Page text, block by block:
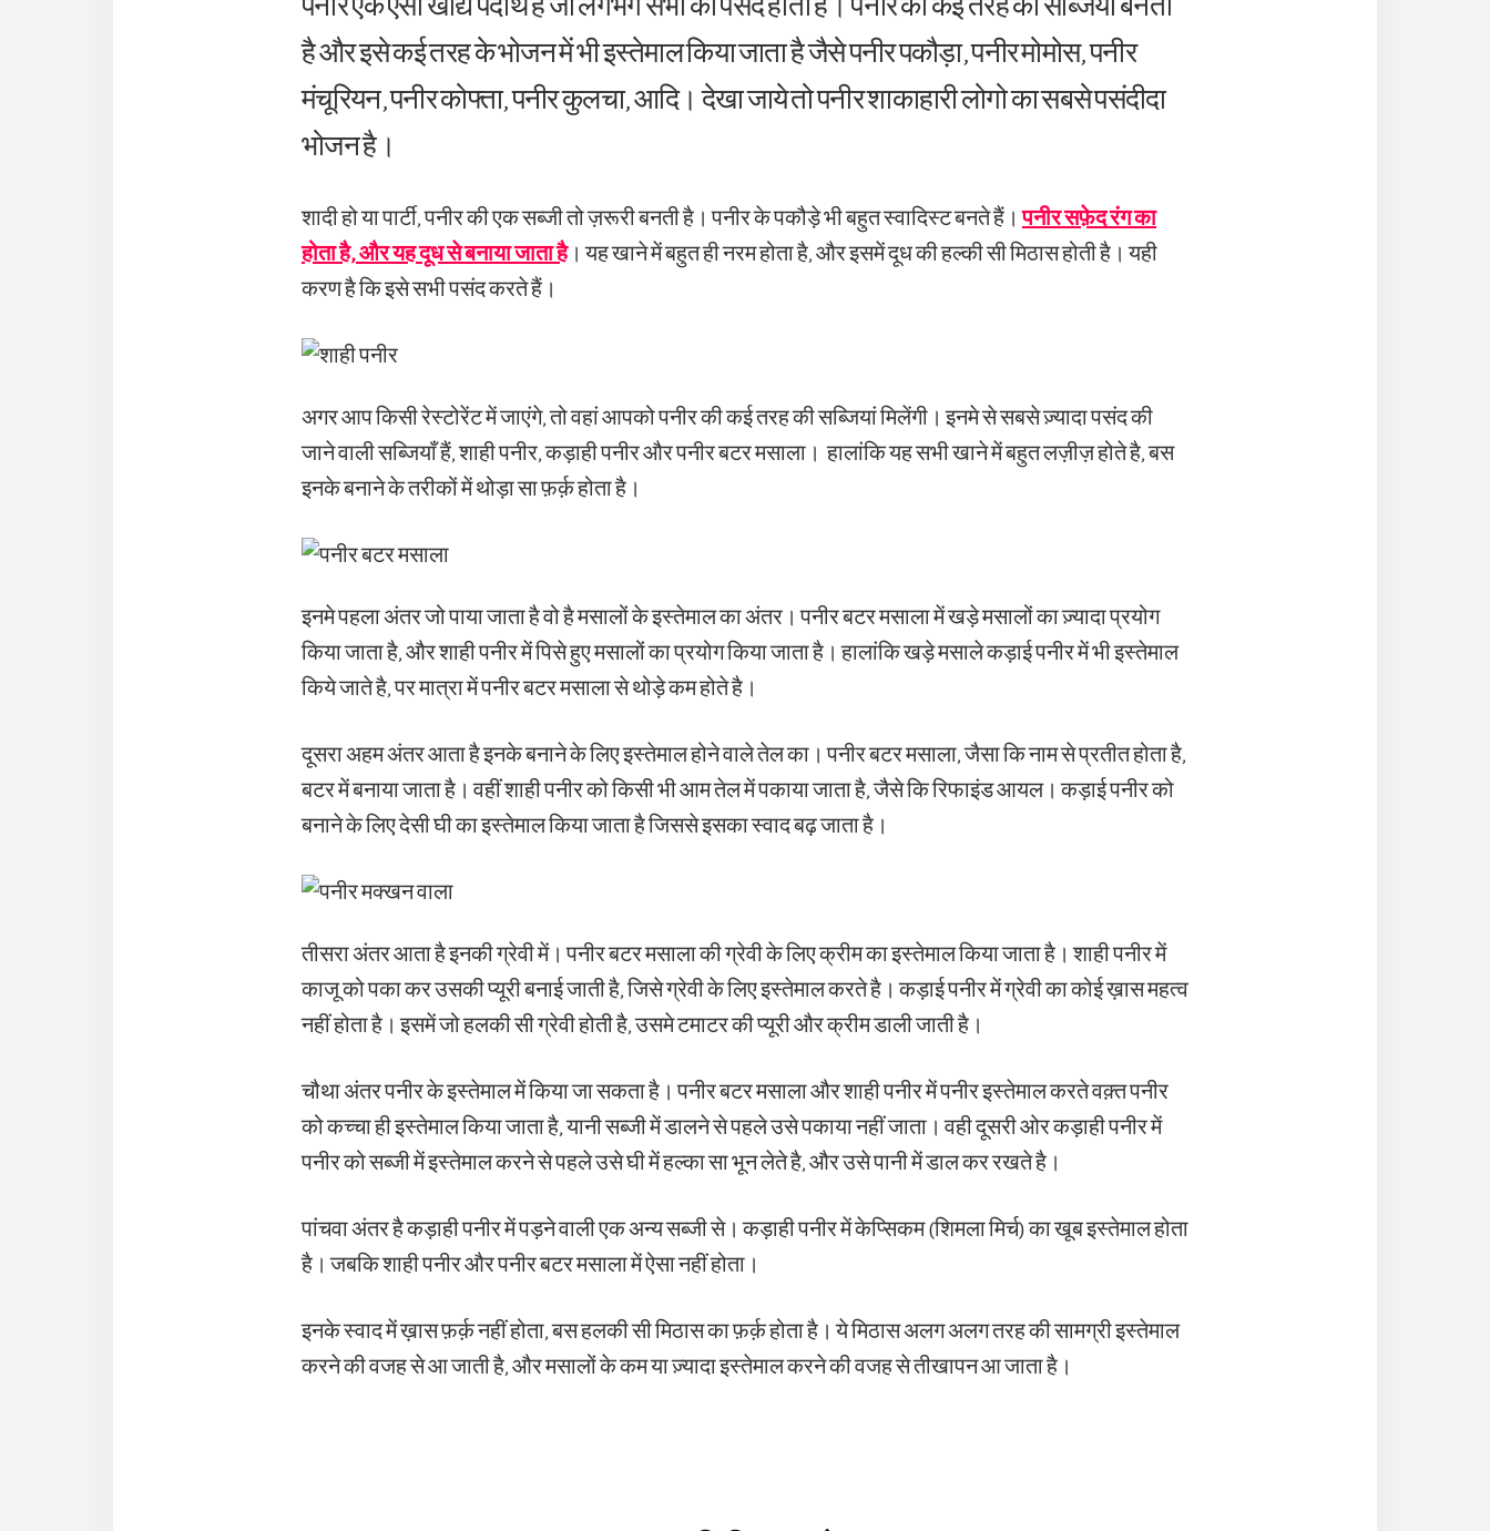
पनीर एक ऐसा खाद्य पदार्थ है जो लगभग सभी को पसंद होता है। पनीर की कई तरह की सब्जियां बनती
है और इसे कई तरह के भोजन में भी इस्तेमाल किया जाता है जैसे पनीर पकौड़ा, पनीर मोमोस, पनीर
मंचूरियन, पनीर कोफ्ता, पनीर कुलचा, आदि। देखा जाये तो पनीर शाकाहारी लोगो का सबसे पसंदीदा
भोजन है।
शादी हो या पार्टी, पनीर की एक सब्जी तो ज़रूरी बनती है। पनीर के पकौड़े भी बहुत स्वादिस्ट बनते हैं।पनीर सफ़ेद रंग का
होता है, और यह दूध से बनाया जाता है। यह खाने में बहुत ही नरम होता है, और इसमें दूध की हल्की सी मिठास होती है। यही
करण है कि इसे सभी पसंद करते हैं।
अगर आप किसी रेस्टोरेंट में जाएंगे, तो वहां आपको पनीर की कई तरह की सब्जियां मिलेंगी। इनमे से सबसे ज़्यादा पसंद की
जाने वाली सब्जियाँ हैं, शाही पनीर, कड़ाही पनीर और पनीर बटर मसाला। हालांकि यह सभी खाने में बहुत लज़ीज़ होते है, बस
इनके बनाने के तरीकों में थोड़ा सा फ़र्क़ होता है।
इनमे पहला अंतर जो पाया जाता है वो है मसालों के इस्तेमाल का अंतर। पनीर बटर मसाला में खड़े मसालों का ज़्यादा प्रयोग
किया जाता है, और शाही पनीर में पिसे हुए मसालों का प्रयोग किया जाता है। हालांकि खड़े मसाले कड़ाई पनीर में भी इस्तेमाल
किये जाते है, पर मात्रा में पनीर बटर मसाला से थोड़े कम होते है।
दूसरा अहम अंतर आता है इनके बनाने के लिए इस्तेमाल होने वाले तेल का। पनीर बटर मसाला, जैसा कि नाम से प्रतीत होता है,
बटर में बनाया जाता है। वहीं शाही पनीर को किसी भी आम तेल में पकाया जाता है, जैसे कि रिफाइंड आयल। कड़ाई पनीर को
बनाने के लिए देसी घी का इस्तेमाल किया जाता है जिससे इसका स्वाद बढ़ जाता है।
तीसरा अंतर आता है इनकी ग्रेवी में। पनीर बटर मसाला की ग्रेवी के लिए क्रीम का इस्तेमाल किया जाता है। शाही पनीर में
काजू को पका कर उसकी प्यूरी बनाई जाती है, जिसे ग्रेवी के लिए इस्तेमाल करते है। कड़ाई पनीर में ग्रेवी का कोई ख़ास महत्व
नहीं होता है। इसमें जो हलकी सी ग्रेवी होती है, उसमे टमाटर की प्यूरी और क्रीम डाली जाती है।
चौथा अंतर पनीर के इस्तेमाल में किया जा सकता है। पनीर बटर मसाला और शाही पनीर में पनीर इस्तेमाल करते वक़्त पनीर
को कच्चा ही इस्तेमाल किया जाता है, यानी सब्जी में डालने से पहले उसे पकाया नहीं जाता। वही दूसरी ओर कड़ाही पनीर में
पनीर को सब्जी में इस्तेमाल करने से पहले उसे घी में हल्का सा भून लेते है, और उसे पानी में डाल कर रखते है।
पांचवा अंतर है कड़ाही पनीर में पड़ने वाली एक अन्य सब्जी से। कड़ाही पनीर में केप्सिकम (शिमला मिर्च) का खूब इस्तेमाल होता
है। जबकि शाही पनीर और पनीर बटर मसाला में ऐसा नहीं होता।
इनके स्वाद में ख़ास फ़र्क़ नहीं होता, बस हलकी सी मिठास का फ़र्क़ होता है। ये मिठास अलग अलग तरह की सामग्री इस्तेमाल
करने की वजह से आ जाती है, और मसालों के कम या ज़्यादा इस्तेमाल करने की वजह से तीखापन आ जाता है।